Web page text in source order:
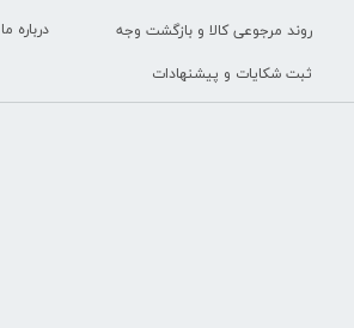
روند مرجوعی کالا و بازگشت وجه
ثبت شکایات و پیشنهادات
درباره ما